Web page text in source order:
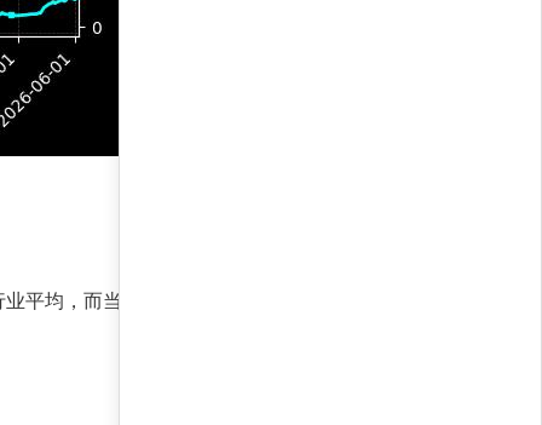
平均，而当前牛市环境下，策略的贝塔收益